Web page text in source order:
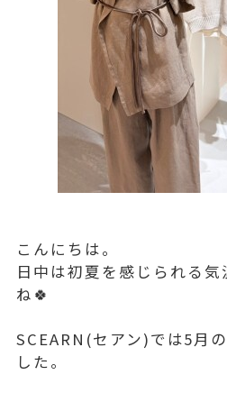
こんにちは。
日中は初夏を感じられる気
ね🍀
SCEARN(セアン)では5月
した。